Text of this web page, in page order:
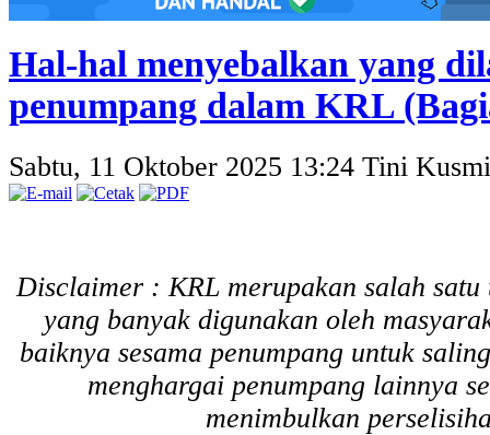
Hal-hal menyebalkan yang
penumpang dalam KRL
Sabtu, 11 Oktober 2025 13:24 Tini
Disclaimer : KRL merupakan salah satu
yang banyak digunakan oleh
baiknya sesama penumpang untuk
menghargai penumpang lainnya
menimbulkan